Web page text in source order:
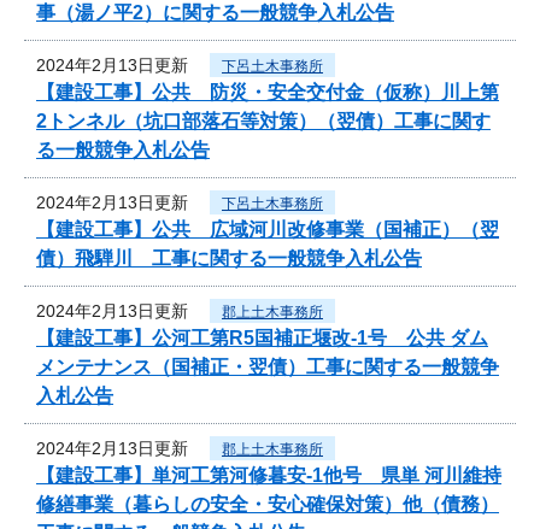
事（湯ノ平2）に関する一般競争入札公告
2024年2月13日更新 下呂土木事務所
【建設工事】公共 防災・安全交付金（仮称）川上第
2トンネル（坑口部落石等対策）（翌債）工事に関す
る一般競争入札公告
2024年2月13日更新 下呂土木事務所
【建設工事】公共 広域河川改修事業（国補正）（翌
債）飛騨川 工事に関する一般競争入札公告
2024年2月13日更新 郡上土木事務所
【建設工事】公河工第R5国補正堰改-1号 公共 ダム
メンテナンス（国補正・翌債）工事に関する一般競争
入札公告
2024年2月13日更新 郡上土木事務所
【建設工事】単河工第河修暮安-1他号 県単 河川維持
修繕事業（暮らしの安全・安心確保対策）他（債務）